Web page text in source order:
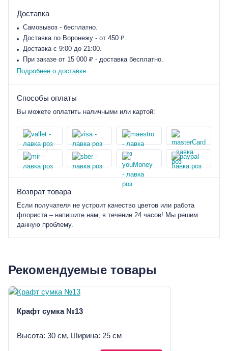
Доставка
Самовывоз - бесплатно.
Доставка по Воронежу - от 450 ₽.
Доставка с 9:00 до 21:00.
При заказе от 15 000 ₽ - доставка бесплатно.
Подробнее о доставке
Способы оплаты
Вы можете оплатить наличными или картой:
Возврат товара
Если получателя не устроит качество цветов или работа
флориста – напишите нам, в течение 24 часов! Мы решим
данную проблему.
Рекомендуемые товары
Крафт сумка №13
Высота: 30 см, Ширина: 25 см